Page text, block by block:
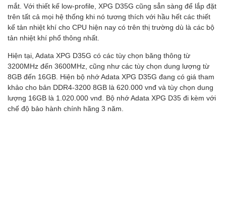
mắt. Với thiết kế low-profile, XPG D35G cũng sẳn sàng để lắp đặt
trên tất cả mọi hệ thống khi nó tương thích với hầu hết các thiết
kế tản nhiệt khí cho CPU hiện nay có trên thị trường dù là các bộ
tản nhiệt khí phổ thông nhất.
Hiện tại, Adata XPG D35G có các tùy chọn băng thông từ
3200MHz đến 3600MHz, cũng như các tùy chọn dung lượng từ
8GB đến 16GB. Hiện bộ nhớ Adata XPG D35G đang có giá tham
khảo cho bản DDR4-3200 8GB là 620.000 vnđ và tùy chọn dung
lượng 16GB là 1.020.000 vnđ. Bộ nhớ Adata XPG D35 đi kèm với
chế độ bảo hành chính hãng 3 năm.